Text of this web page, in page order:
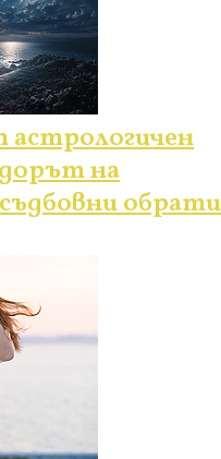
астрологичен
на
обрати